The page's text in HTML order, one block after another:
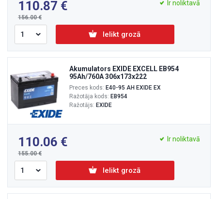
110.87
156.00
Ir noliktavā
Ielikt grozā
Akumulators EXIDE EXCELL EB954
95Ah/760A 306x173x222
Preces kods: E40-95 AH EXIDE EX
Ražotāja kods: EB954
Ražotājs: EXIDE
110.06
155.00
Ir noliktavā
Ielikt grozā